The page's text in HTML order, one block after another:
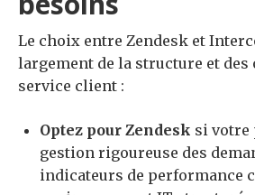
Le choix entre Zendesk et
largement de la structure et des
service client :
Optez pour Zendesk si votre
gestion rigoureuse des
indicateurs de performance